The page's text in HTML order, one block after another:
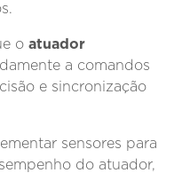
oatuador
a comandos
e sincronização
sensores para
do atuador,